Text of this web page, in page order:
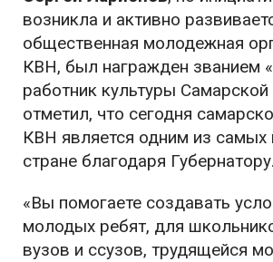
возникла и активно
общественная молодежная
КВН, был награжден званием
работник культуры Самарской
отметил, что сегодня
КВН является одним из
стране благодаря Губернатору.
«Вы помогаете создавать
молодых ребят, для
вузов и ссузов, трудящейся